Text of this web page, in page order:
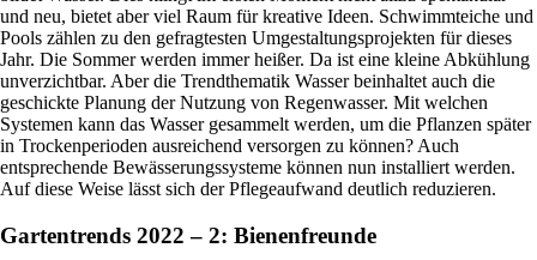
und neu, bietet aber viel Raum für kreative Ideen. Schwimmteiche und
Pools zählen zu den gefragtesten Umgestaltungsprojekten für dieses
Jahr. Die Sommer werden immer heißer. Da ist eine kleine Abkühlung
unverzichtbar. Aber die Trendthematik Wasser beinhaltet auch die
geschickte Planung der Nutzung von Regenwasser. Mit welchen
Systemen kann das Wasser gesammelt werden, um die Pflanzen später
in Trockenperioden ausreichend versorgen zu können? Auch
entsprechende Bewässerungssysteme können nun installiert werden.
Auf diese Weise lässt sich der Pflegeaufwand deutlich reduzieren.
Gartentrends 2022 – 2: Bienenfreunde